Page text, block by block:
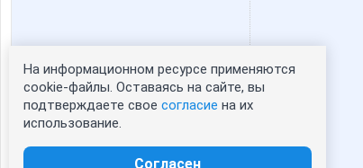
Статистика портрета:
сейчас просматривают портрет - 0
зарегистрированные пользователи
На информационном ресурсе применяются
cookie-файлы. Оставаясь на сайте, вы
подтверждаете свое согласие на их
использование.
Согласен